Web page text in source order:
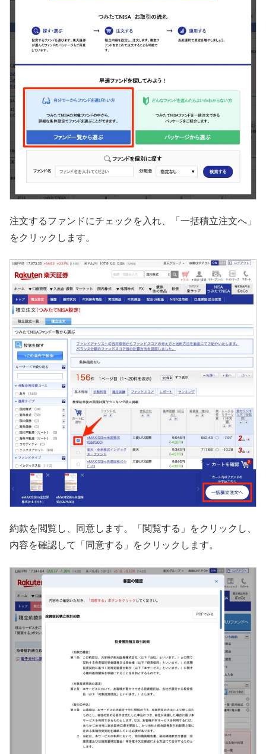
注文するファンドにチェックを入れ、「一括積立注文へ」
をクリックします。
約款を閲覧し、同意します。「閲覧する」をクリックし、
内容を確認して「同意する」をクリックします。